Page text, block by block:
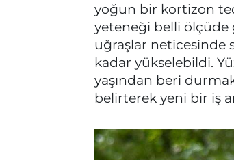
yoğun bir kortizon
yeteneği belli ölçüde
uğraşlar neticesinde
kadar yükselebildi.
yaşından beri
belirterek yeni bir iş